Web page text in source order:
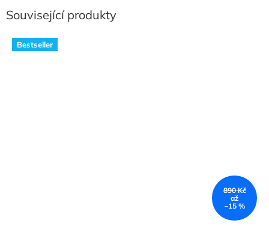
Související produkty
Bestseller
890 Kč
až
–15 %